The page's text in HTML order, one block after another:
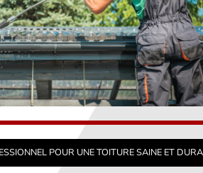
POUR UNE TOITURE SAINE ET